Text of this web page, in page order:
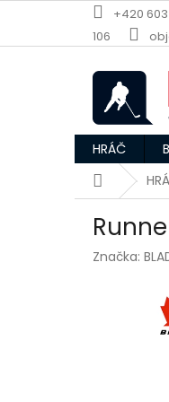
obsah
+420
106
HRÁČ
Domů
Značka: